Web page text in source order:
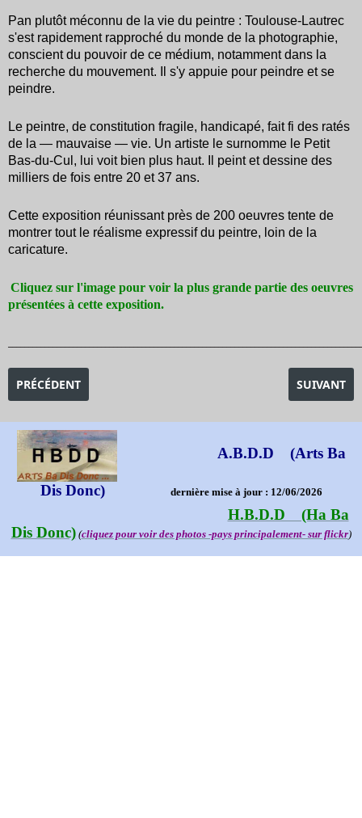
Pan plutôt méconnu de la vie du peintre : Toulouse-Lautrec
s'est rapidement rapproché du monde de la photographie,
conscient du pouvoir de ce médium, notamment dans la
recherche du mouvement. Il s'y appuie pour peindre et se
peindre.
Le peintre, de constitution fragile, handicapé, fait fi des ratés
de la — mauvaise — vie. Un artiste le surnomme le Petit
Bas-du-Cul, lui voit bien plus haut. Il peint et dessine des
milliers de fois entre 20 et 37 ans.
Cette exposition réunissant près de 200 oeuvres tente de
montrer tout le réalisme expressif du peintre, loin de la
caricature.
Cliquez sur l'image pour voir la plus grande partie des oeuvres
présentées à cette exposition.
ARTICLE PRÉCÉDENT : EXPOSITION TARSILA DO AMARAL
PRÉCÉDENT ARTICLE
SUIVANT
A.B.D.D (Arts Ba
Dis Donc) dernière mise à jour : 12/06/2026
H.B.D.D (Ha Ba
Dis Donc)(cliquez pour voir des photos -pays principalement- sur flickr)